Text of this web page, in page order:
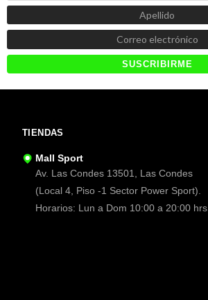
TIENDAS
Mall Sport
Av. Las Condes 13501, Las Condes
(Local 4, Piso -1 Sector Power Sport).
Horarios: Lun a Dom 10:00 a 20:00 hrs.